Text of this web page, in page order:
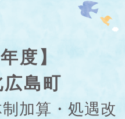
度】
広島町
加算・処遇改